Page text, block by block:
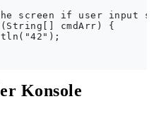
screen if user input
cmdArr) {
Konsole